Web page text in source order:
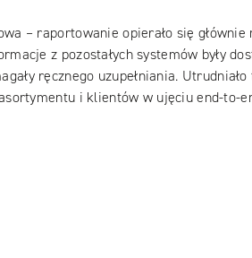
– raportowanie opierało się głównie
z pozostałych systemów były
ręcznego uzupełniania. Utrudniało
i klientów w ujęciu end-to-